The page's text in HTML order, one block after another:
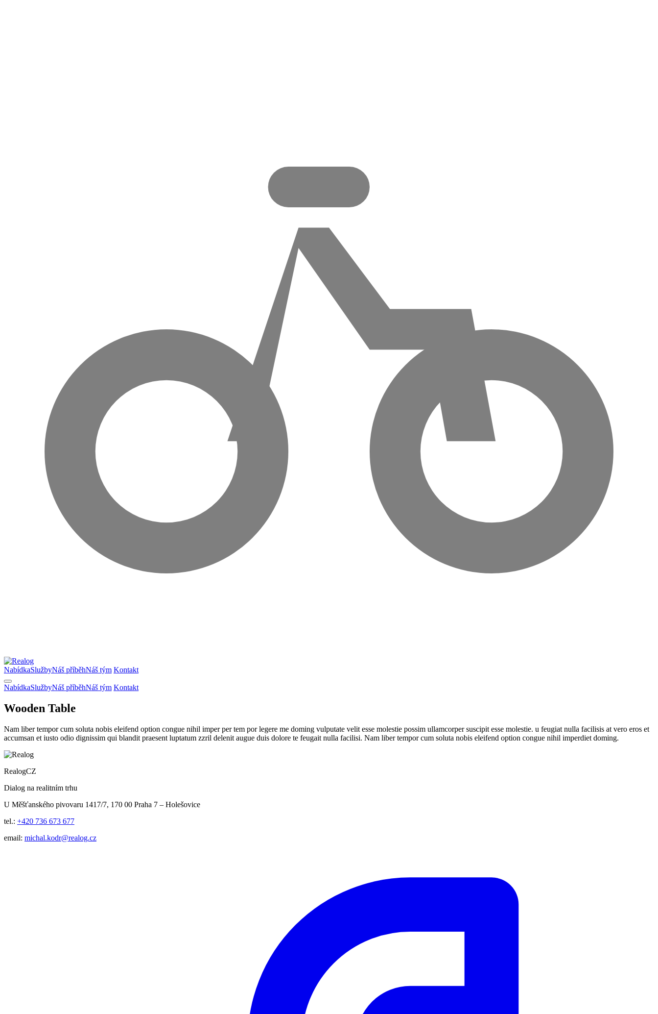
NabídkaSlužbyNáš příběhNáš tým Kontakt
NabídkaSlužbyNáš příběhNáš tým Kontakt
Wooden Table
Nam liber tempor cum soluta nobis eleifend option congue nihil imper per tem por legere me doming vulputate velit esse molestie possim ullamcorper suscipit esse molestie. u feugiat nulla facilisis at vero eros et
accumsan et iusto odio dignissim qui blandit praesent luptatum zzril delenit augue duis dolore te feugait nulla facilisi. Nam liber tempor cum soluta nobis eleifend option congue nihil imperdiet doming.
RealogCZ
Dialog na realitním trhu
U Měšťanského pivovaru 1417/7, 170 00 Praha 7 – Holešovice
tel.: +420 736 673 677
email: michal.kodr@realog.cz